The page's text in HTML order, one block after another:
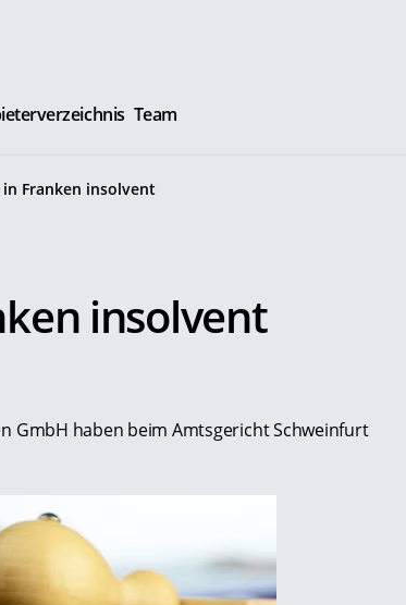
Team
Franken insolvent
insolvent
GmbH haben beim Amtsgericht Schweinfurt